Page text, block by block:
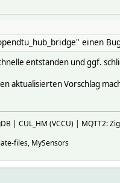
on off toggle
total_temp:loadState:.on {
-
einen
entstanden und ggf.
aktualisierten Vorschlag
| CUL_HM (VCCU) | MQTT2:
files, MySensors